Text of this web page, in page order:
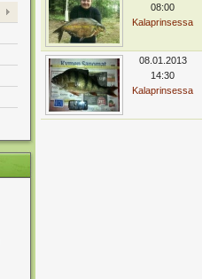
08:00
Kalaprinsessa
08.01.2013
14:30
Kalaprinsessa